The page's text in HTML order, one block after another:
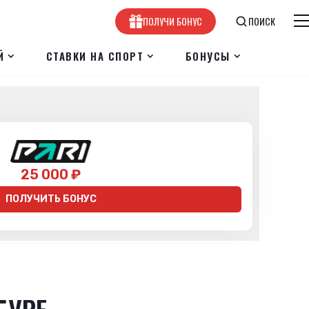
ПОЛУЧИ БОНУС ПОИСК
СТАВКИ НА СПОРТ БОНУСЫ
25 000 ₽
ПОЛУЧИТЬ БОНУС